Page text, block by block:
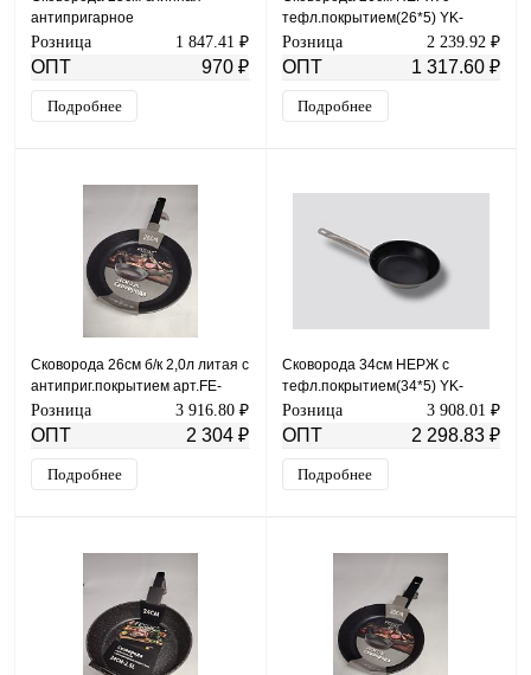
антипригарное
покрытие,индукция Код:4151
Розница 1 847.41 ₽
ОПТ 970 ₽
Подробнее
тефл.покрытием(26*5) YK-
0718-137
Розница 2 239.92 ₽
ОПТ 1 317.60 ₽
Подробнее
Сковорода 26см б/к 2,0л литая с
антиприг.покрытием арт.FE-
3501-26
Розница 3 916.80 ₽
ОПТ 2 304 ₽
Подробнее
Сковорода 34см НЕРЖ с
тефл.покрытием(34*5) YK-
0718-137
Розница 3 908.01 ₽
ОПТ 2 298.83 ₽
Подробнее